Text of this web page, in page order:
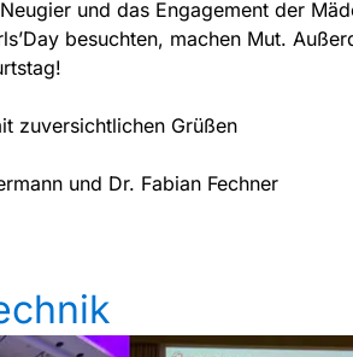
und das Engagement der
besuchten, machen Mut.
zuversichtlichen Grüßen
und Dr. Fabian Fechner